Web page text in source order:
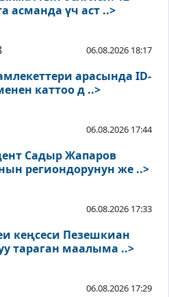
асманда үч аст ..>
06.08.2026 18:17
арасында ID-
каттоо д ..>
06.08.2026 17:44
Садыр Жапаров
региондорунун же ..>
06.08.2026 17:33
кеңсеси Пезешкиан
тараган маалыма ..>
06.08.2026 17:29